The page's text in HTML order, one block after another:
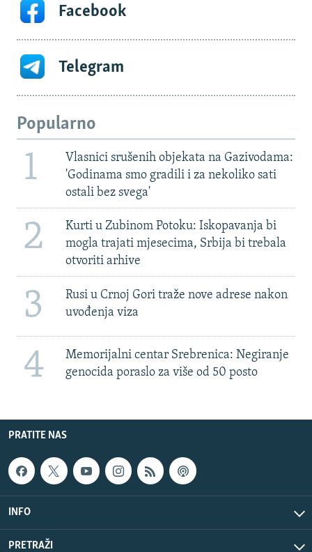
Facebook
Telegram
Popularno
1
Vlasnici srušenih objekata na Gazivodama:
'Godinama smo gradili i za nekoliko sati
ostali bez svega'
2
Kurti u Zubinom Potoku: Iskopavanja bi
mogla trajati mjesecima, Srbija bi trebala
otvoriti arhive
3
Rusi u Crnoj Gori traže nove adrese nakon
uvođenja viza
4
Memorijalni centar Srebrenica: Negiranje
genocida poraslo za više od 50 posto
PRATITE NAS
INFO
PRETRAŽI